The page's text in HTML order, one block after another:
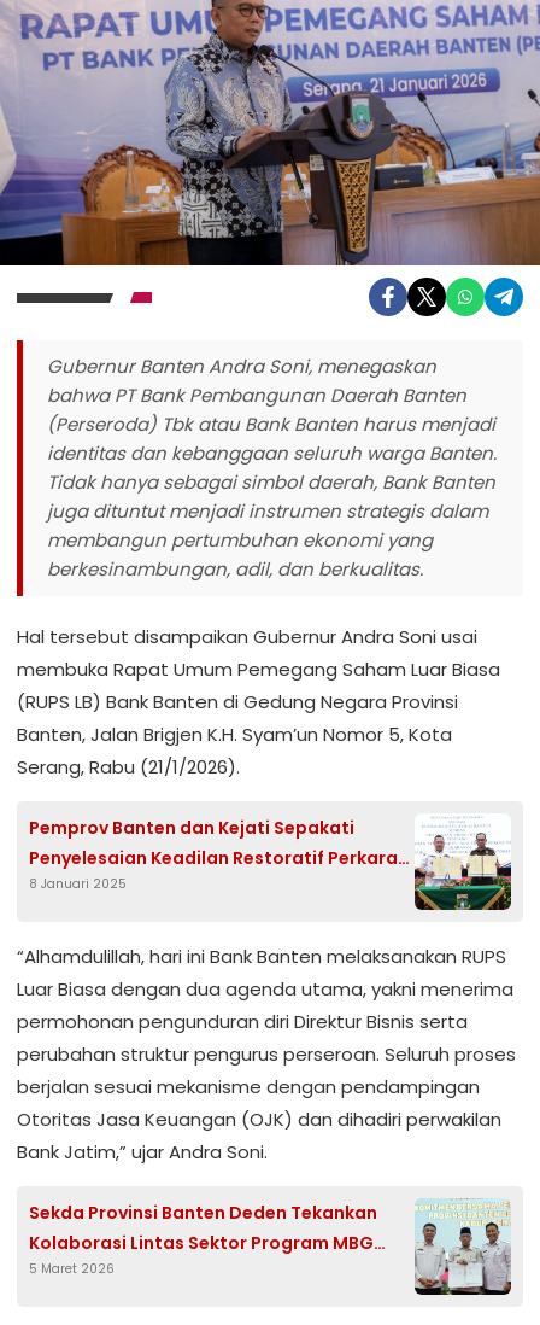
Gubernur Banten Andra Soni, menegaskan
bahwa PT Bank Pembangunan Daerah Banten
(Perseroda) Tbk atau Bank Banten harus menjadi
identitas dan kebanggaan seluruh warga Banten.
Tidak hanya sebagai simbol daerah, Bank Banten
juga dituntut menjadi instrumen strategis dalam
membangun pertumbuhan ekonomi yang
berkesinambungan, adil, dan berkualitas.
Hal tersebut disampaikan Gubernur Andra Soni usai
membuka Rapat Umum Pemegang Saham Luar Biasa
(RUPS LB) Bank Banten di Gedung Negara Provinsi
Banten, Jalan Brigjen K.H. Syam’un Nomor 5, Kota
Serang, Rabu (21/1/2026).
Pemprov Banten dan Kejati Sepakati
Penyelesaian Keadilan Restoratif Perkara
Tindak Pidana
8 Januari 2025
“Alhamdulillah, hari ini Bank Banten melaksanakan RUPS
Luar Biasa dengan dua agenda utama, yakni menerima
permohonan pengunduran diri Direktur Bisnis serta
perubahan struktur pengurus perseroan. Seluruh proses
berjalan sesuai mekanisme dengan pendampingan
Otoritas Jasa Keuangan (OJK) dan dihadiri perwakilan
Bank Jatim,” ujar Andra Soni.
Sekda Provinsi Banten Deden Tekankan
Kolaborasi Lintas Sektor Program MBG
untuk Ibu Hamil dan Balita
5 Maret 2026